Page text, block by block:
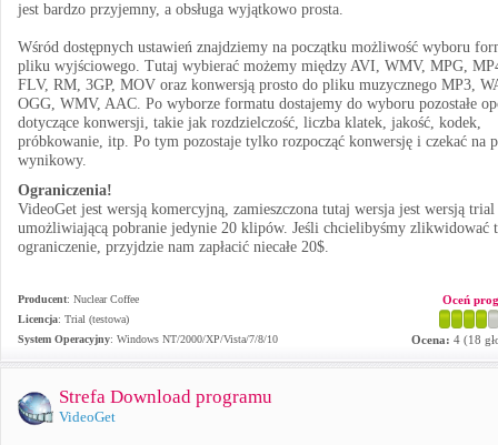
jest bardzo przyjemny, a obsługa wyjątkowo prosta.
Wśród dostępnych ustawień znajdziemy na początku możliwość wyboru
pliku wyjściowego. Tutaj wybierać możemy między AVI, WMV, MPG,
FLV, RM, 3GP, MOV oraz konwersją prosto do pliku muzycznego MP3,
OGG, WMV, AAC. Po wyborze formatu dostajemy do wyboru pozostałe
dotyczące konwersji, takie jak rozdzielczość, liczba klatek, jakość, kodek,
próbkowanie, itp. Po tym pozostaje tylko rozpocząć konwersję i czekać na
wynikowy.
Ograniczenia!
VideoGet jest wersją komercyjną, zamieszczona tutaj wersja jest wersją trial
umożliwiającą pobranie jedynie 20 klipów. Jeśli chcielibyśmy zlikwidować
ograniczenie, przyjdzie nam zapłacić niecałe 20$.
Producent: Nuclear Coffee
Licencja: Trial (testowa)
System Operacyjny: Windows NT/2000/XP/Vista/7/8/10
Oceń
Ocena: 4 (18
Strefa Download programu
VideoGet